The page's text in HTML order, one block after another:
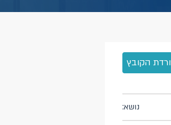
הקובץ
נושא: